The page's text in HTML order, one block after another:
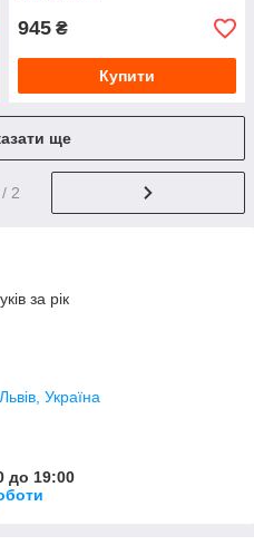
945 ₴
Купити
ще
/ 2
за рік
Україна
до 19:00